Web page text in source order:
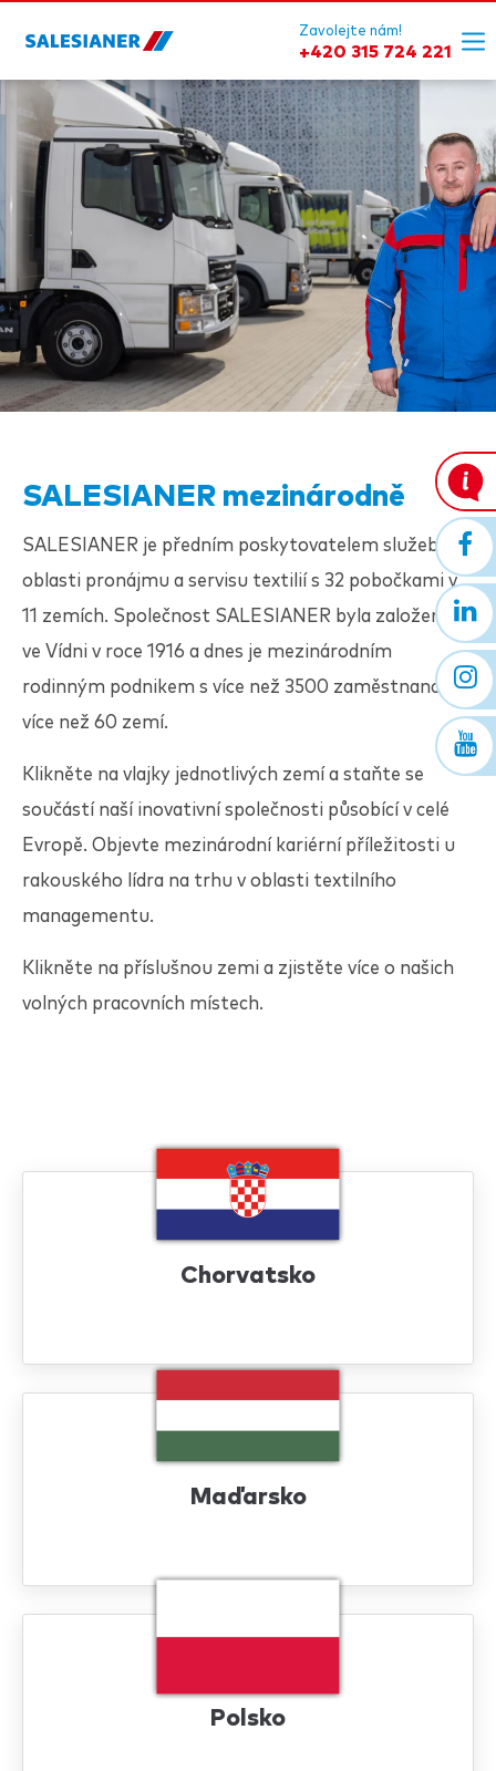
Zavolejte nám!
+420 315 724 221
SALESIANER mezinárodně
SALESIANER je předním poskytovatelem služeb v
oblasti pronájmu a servisu textilií s 32 pobočkami v
11 zemích. Společnost SALESIANER byla založena
ve Vídni v roce 1916 a dnes je mezinárodním
rodinným podnikem s více než 3500 zaměstnanci z
více než 60 zemí.
Klikněte na vlajky jednotlivých zemí a staňte se
součástí naší inovativní společnosti působící v celé
Evropě. Objevte mezinárodní kariérní příležitosti u
rakouského lídra na trhu v oblasti textilního
managementu.
Klikněte na příslušnou zemi a zjistěte více o našich
volných pracovních místech.
Chorvatsko
Maďarsko
Polsko